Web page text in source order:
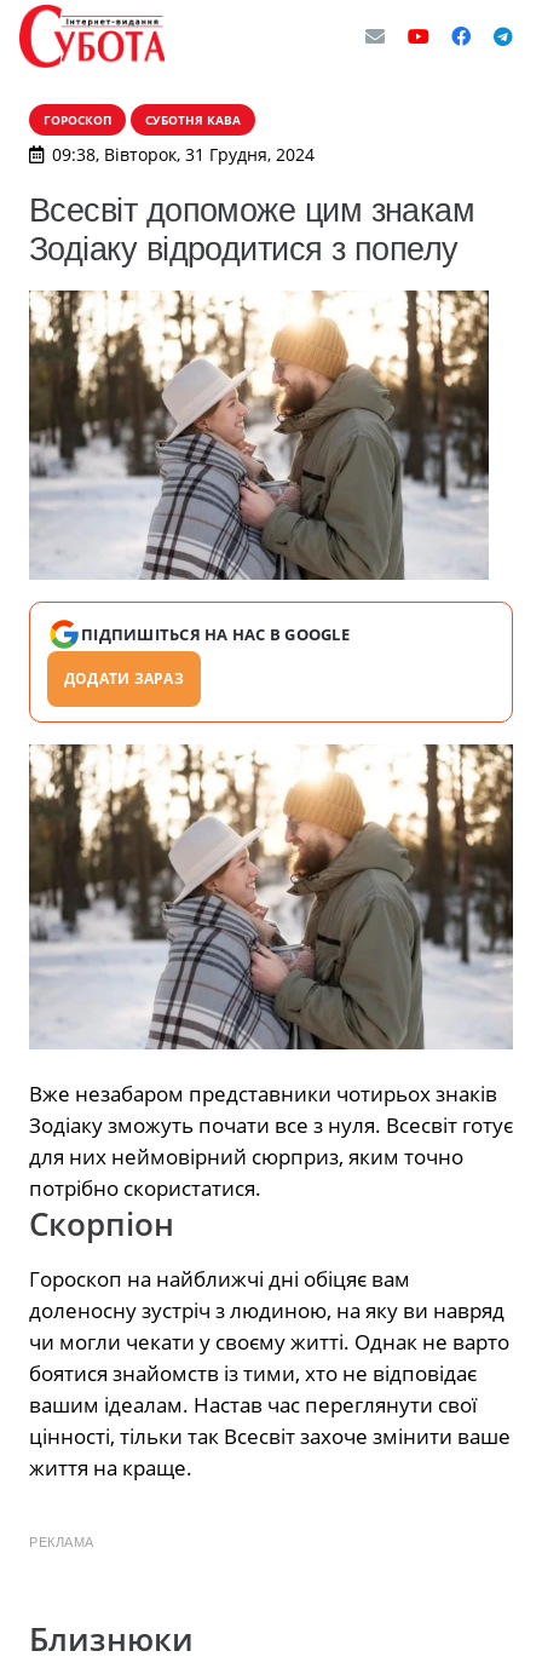
ГОРОСКОП СУБОТНЯ КАВА
09:38, Вівторок, 31 Грудня, 2024
Всесвіт допоможе цим знакам
Зодіаку відродитися з попелу
ПІДПИШІТЬСЯ НА НАС В GOOGLE
ДОДАТИ ЗАРАЗ
Вже незабаром представники чотирьох знаків
Зодіаку зможуть почати все з нуля. Всесвіт готує
для них неймовірний сюрприз, яким точно
потрібно скористатися.
Скорпіон
Гороскоп на найближчі дні обіцяє вам
доленосну зустріч з людиною, на яку ви навряд
чи могли чекати у своєму житті. Однак не варто
боятися знайомств із тими, хто не відповідає
вашим ідеалам. Настав час переглянути свої
цінності, тільки так Всесвіт захоче змінити ваше
життя на краще.
РЕКЛАМА
Близнюки